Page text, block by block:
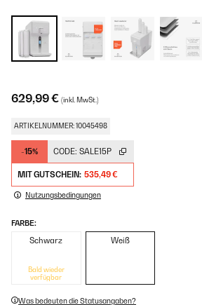
629,99 € (inkl. MwSt.)
ARTIKELNUMMER: 10045498
-15% CODE: SALE15P
MIT GUTSCHEIN: 535,49 €
Nutzungsbedingungen
FARBE:
Schwarz
Bald wieder
verfügbar
Weiß
Was bedeuten die Statusangaben?